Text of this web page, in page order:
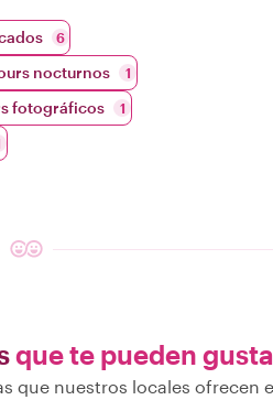
6
nocturnos 1
fotográficos 1
que te pueden
que nuestros locales ofrecen